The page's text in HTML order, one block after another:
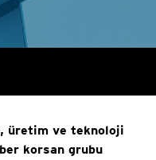
üretim ve teknoloji
korsan grubu